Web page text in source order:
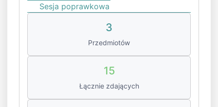
Sesja poprawkowa
3
Przedmiotów
15
Łącznie zdających